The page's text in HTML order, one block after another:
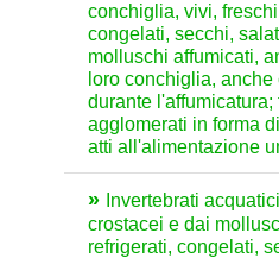
conchiglia, vivi,
congelati, secchi,
molluschi affumicati,
loro conchiglia, anche
durante
agglomerati in forma
atti all'alimentazione
Invertebrati
crostacei e dai
refrigerati, congelati,